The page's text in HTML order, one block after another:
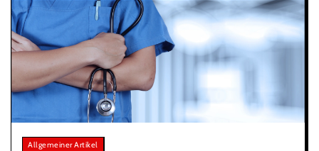
Allgemeiner Artikel